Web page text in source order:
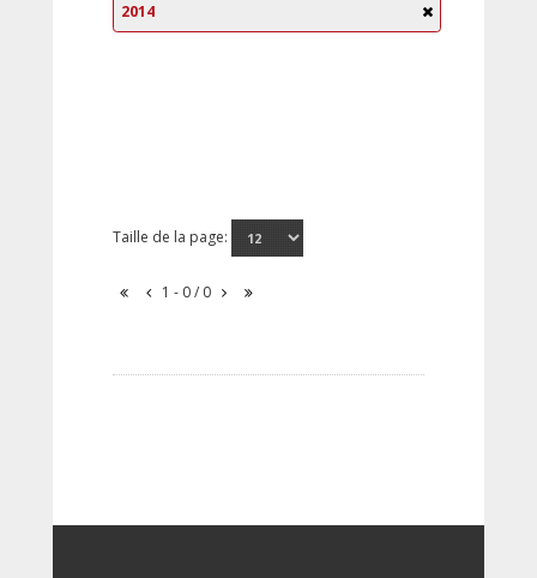
2014
Taille de la page:
1 - 0 / 0